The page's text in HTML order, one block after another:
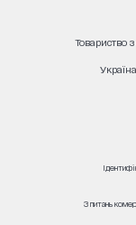
Товариство
З питань